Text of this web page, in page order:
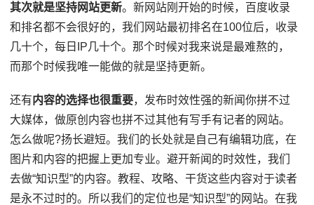
其次就是坚持网站更新。新网站刚开始的时候，百度收录
和排名都不会很好的，我们网站最初排名在100位后，收录
几十个，每日IP几十个。那个时候对我来说是最难熬的，
而那个时候我唯一能做的就是坚持更新。
还有内容的选择也很重要，发布时效性强的新闻你拼不过
大媒体，做原创内容也拼不过其他有写手有记者的网站。
怎么做呢?扬长避短。我们的长处就是自己有编辑功底，在
图片和内容的把握上更加专业。避开新闻的时效性，我们
去做“知识型”的内容。教程、攻略、干货这些内容对于读者
是永不过时的。所以我们的定位也是“知识型”的网站。在我